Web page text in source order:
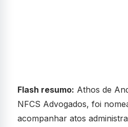
Flash resumo: Athos de
NFCS Advogados, foi
acompanhar atos